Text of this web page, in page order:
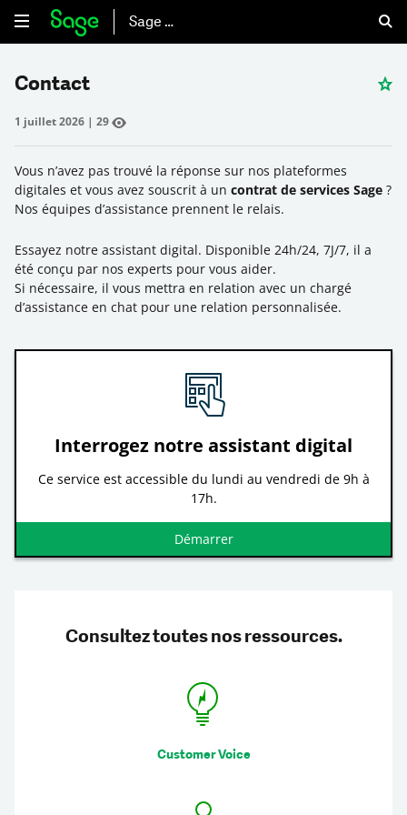
Sage 50
Contact
1 juillet 2026 | 29
Vous n’avez pas trouvé la réponse sur nos plateformes
digitales et vous avez souscrit à un contrat de services Sage ?
Nos équipes d’assistance prennent le relais.
Essayez notre assistant digital. Disponible 24h/24, 7J/7, il a
été conçu par nos experts pour vous aider.
Si nécessaire, il vous mettra en relation avec un chargé
d’assistance en chat pour une relation personnalisée.
Interrogez notre assistant digital
Ce service est accessible du lundi au vendredi de 9h à
17h.
Démarrer
Consultez toutes nos ressources.
Customer Voice